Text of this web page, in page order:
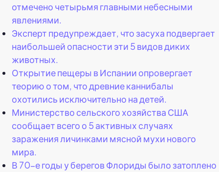
отмечено четырьмя главными небесными
явлениями.
Эксперт предупреждает, что засуха подвергает
наибольшей опасности эти 5 видов диких
животных.
Открытие пещеры в Испании опровергает
теорию о том, что древние каннибалы
охотились исключительно на детей.
Министерство сельского хозяйства США
сообщает всего о 5 активных случаях
заражения личинками мясной мухи нового
мира.
В 70-е годы у берегов Флориды было затоплено